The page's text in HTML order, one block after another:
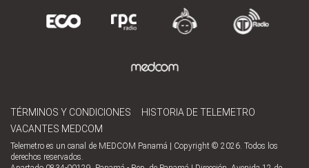
TÉRMINOS Y CONDICIONES
HISTORIA DE TELEMETRO
VACANTES MEDCOM
Telemetro es un canal de MEDCOM Panamá | Copyright © 2026. Todos los
derechos reservados.